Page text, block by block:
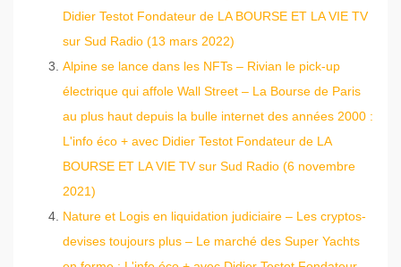
Didier Testot Fondateur de LA BOURSE ET LA VIE TV
sur Sud Radio (13 mars 2022)
Alpine se lance dans les NFTs – Rivian le pick-up
électrique qui affole Wall Street – La Bourse de Paris
au plus haut depuis la bulle internet des années 2000 :
L'info éco + avec Didier Testot Fondateur de LA
BOURSE ET LA VIE TV sur Sud Radio (6 novembre
2021)
Nature et Logis en liquidation judiciaire – Les cryptos-
devises toujours plus – Le marché des Super Yachts